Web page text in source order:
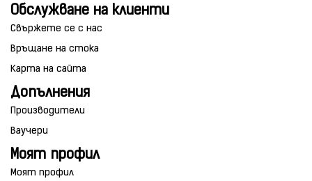
Обслужване на клиенти
Свържете се с нас
Връщане на стока
Карта на сайта
Допълнения
Производители
Ваучери
Моят профил
Моят профил